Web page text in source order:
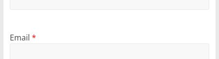
Email *